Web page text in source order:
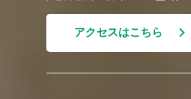
アクセスはこちら